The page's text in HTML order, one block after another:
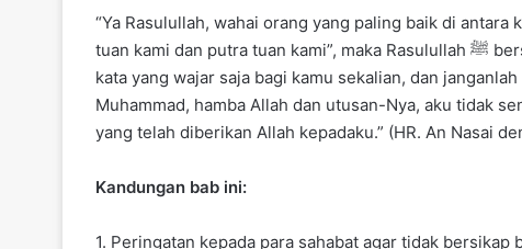
“Ya Rasulullah, wahai orang yang paling baik di
tuan kami dan putra tuan kami”, maka Rasulullah ﷺ bersabda: “Saudara-saudara sekalian! Ucapkanlah kata-
kata yang wajar saja bagi kamu sekalian, dan
Muhammad, hamba Allah dan utusan-Nya, aku tidak
yang telah diberikan Allah kepadaku.” (HR. An Nasai
Kandungan bab ini:
1. Peringatan kepada para sahabat agar tidak